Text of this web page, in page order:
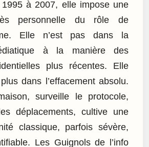
1995 à 2007, elle impose une
personnelle du rôle de
Elle n’est pas dans la
à la manière des
plus récentes. Elle
dans l’effacement absolu.
surveille le protocole,
déplacements, cultive une
classique, parfois sévère,
Les Guignols de l’info